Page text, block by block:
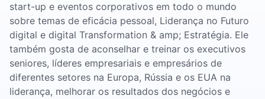
start-up e eventos corporativos em todo o mundo
sobre temas de eficácia pessoal, Liderança no Futuro
digital e digital Transformation & amp; Estratégia. Ele
também gosta de aconselhar e treinar os executivos
seniores, líderes empresariais e empresários de
diferentes setores na Europa, Rússia e os EUA na
liderança, melhorar os resultados dos negócios e